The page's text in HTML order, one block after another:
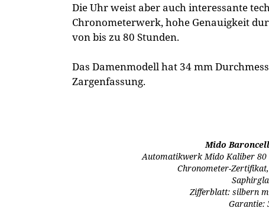
Die Uhr weist aber auch interessante
Chronometerwerk, hohe Genauigkeit
von bis zu 80 Stunden.
Das Damenmodell hat 34 mm
Zargenfassung.
Mido
Automatikwerk Mido Kaliber 80
Chronometer-
Zifferblatt: silbern
Garantie: